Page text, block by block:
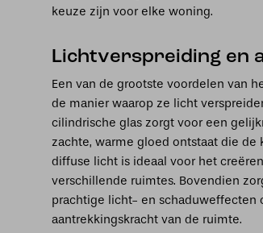
keuze zijn voor elke woning.
Lichtverspreiding en
Een van de grootste voordelen van
de manier waarop ze licht
cilindrische glas zorgt voor een
zachte, warme gloed ontstaat die
diffuse licht is ideaal voor het
verschillende ruimtes. Bovendien
prachtige licht- en schaduweffecten
aantrekkingskracht van de ruimte.